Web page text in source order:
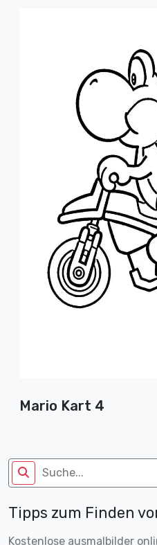
Mario Kart 4
Tipps zum Finden
Kostenlose ausmalbilder